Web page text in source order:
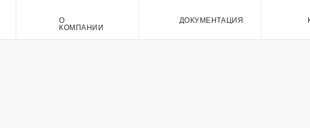
ДОКУМЕНТАЦИЯ
КОМПАНИИ